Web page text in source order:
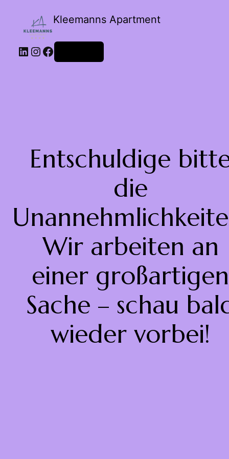
Kleemanns Apartment
Entschuldige
die
Wir arbeiten an
einer großartigen
Sache – schau
wieder vorbei!